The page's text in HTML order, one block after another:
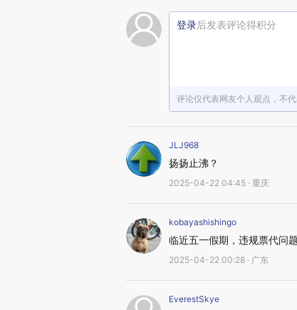
登录后发表评论得积分
评论仅代表网友个人观点，不
JLJ968
扬扬止沸？
2025-04-22 04:45 · 重庆
kobayashishingo
临近五一假期，违规票代问
2025-04-22 00:28 · 广东
EverestSkye